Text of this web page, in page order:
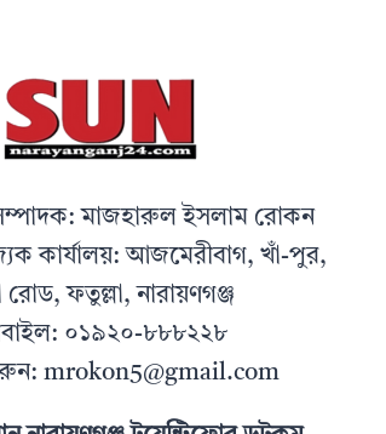
মাজহারুল ইসলাম রোকন
কার্যালয়: আজমেরীবাগ, খাঁ-পুর,
রোড, ফতুল্লা, নারায়ণগঞ্জ
০১৯২০-৮৮৮২২৮
mrokon5@gmail.com